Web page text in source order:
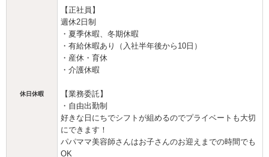
休日休暇
【正社員】
週休2日制
・夏季休暇、冬期休暇
・有給休暇あり（入社半年後から10日）
・産休・育休
・介護休暇
【業務委託】
・自由出勤制
好きな日にちでシフトが組めるのでプライベートも大切
にできます！
パパママ美容師さんはお子さんのお迎えまでの時間でも
OK